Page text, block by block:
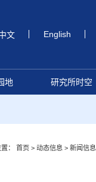
文 English
地 研究所时空
： 首页 > 动态信息 > 新闻信息